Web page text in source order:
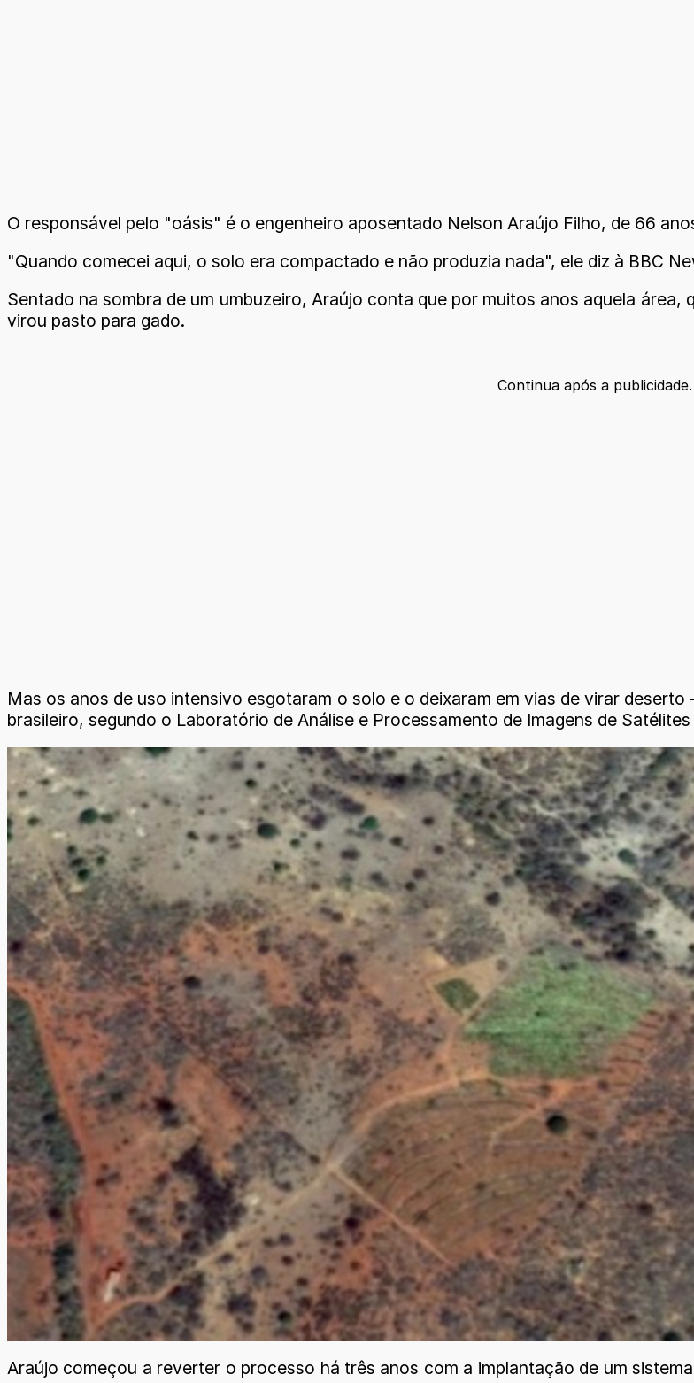
O responsável pelo "oásis" é o engenheiro aposentado Nelson Araújo Filho, de 66
"Quando comecei aqui, o solo era compactado e não produzia nada", ele diz à BBC
Sentado na sombra de um umbuzeiro, Araújo conta que por muitos anos aquela área,
virou pasto para gado.
Continua após a publicidade.
Mas os anos de uso intensivo esgotaram o solo e o deixaram em vias de virar
brasileiro, segundo o Laboratório de Análise e Processamento de Imagens de
Araújo começou a reverter o processo há três anos com a implantação de um